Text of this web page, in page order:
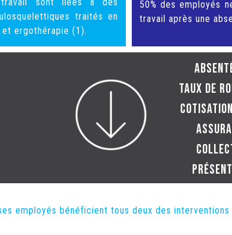
traités en
ergothérapie (1).
50% des employés
travail après une
taux de
cotisation
employés bénéficient tous deux des